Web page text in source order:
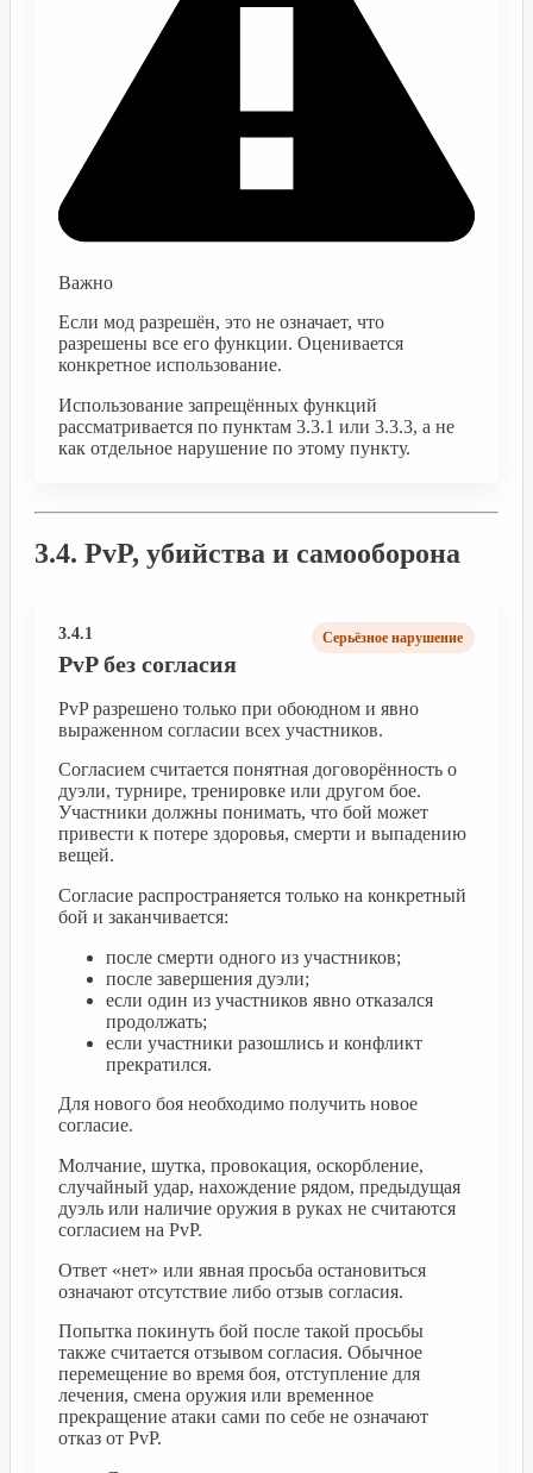
Важно
Если мод разрешён, это не означает, что
разрешены все его функции. Оценивается
конкретное использование.
Использование запрещённых функций
рассматривается по пунктам 3.3.1 или 3.3.3, а не
как отдельное нарушение по этому пункту.
3.4. PvP, убийства и самооборона
3.4.1
PvP без согласия
Серьёзное нарушение
PvP разрешено только при обоюдном и явно
выраженном согласии всех участников.
Согласием считается понятная договорённость о
дуэли, турнире, тренировке или другом бое.
Участники должны понимать, что бой может
привести к потере здоровья, смерти и выпадению
вещей.
Согласие распространяется только на конкретный
бой и заканчивается:
после смерти одного из участников;
после завершения дуэли;
если один из участников явно отказался
продолжать;
если участники разошлись и конфликт
прекратился.
Для нового боя необходимо получить новое
согласие.
Молчание, шутка, провокация, оскорбление,
случайный удар, нахождение рядом, предыдущая
дуэль или наличие оружия в руках не считаются
согласием на PvP.
Ответ «нет» или явная просьба остановиться
означают отсутствие либо отзыв согласия.
Попытка покинуть бой после такой просьбы
также считается отзывом согласия. Обычное
перемещение во время боя, отступление для
лечения, смена оружия или временное
прекращение атаки сами по себе не означают
отказ от PvP.